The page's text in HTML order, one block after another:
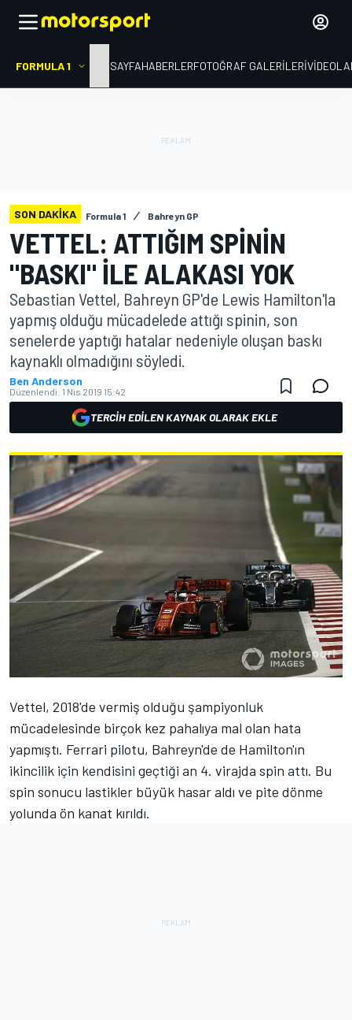
FORMULA 1 ANA SAYFAHABERLERFOTOĞRAF GALERILERI
SON DAKIKA Formula 1 Bahreyn GP
VETTEL: ATTIĞIM SPININ
"BASKI" ILE ALAKASI YOK
Sebastian Vettel, Bahreyn GP'de Lewis Hamilton'la
yapmış olduğu mücadelede attığı spinin, son
senelerde yaptığı hatalar nedeniyle oluşan baskı
kaynaklı olmadığını söyledi.
Ben Anderson
Düzenlendi: 1 Nis 2019 15:42
TERCIH EDILEN KAYNAK OLARAK EKLE
Vettel, 2018'de vermiş olduğu şampiyonluk
mücadelesinde birçok kez pahalıya mal olan hata
yapmıştı. Ferrari pilotu, Bahreyn'de de Hamilton'ın
ikincilik için kendisini geçtiği an 4. virajda spin attı. Bu
spin sonucu lastikler büyük hasar aldı ve pite dönme
yolunda ön kanat kırıldı.